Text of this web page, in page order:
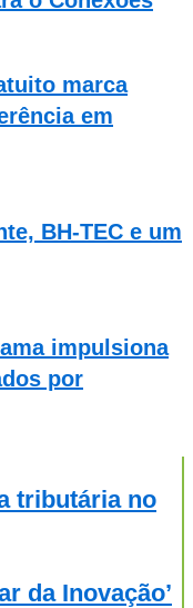
marca
em
BH-TEC e um
impulsiona
por
tributária no
da Inovação’